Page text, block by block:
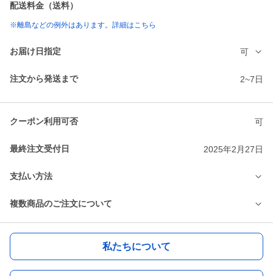
配送料金（送料）
※離島などの例外はあります。詳細はこちら
お届け日指定 可
注文から発送まで 2~7日
クーポン利用可否 可
最終注文受付日 2025年2月27日
支払い方法
複数商品のご注文について
私たちについて